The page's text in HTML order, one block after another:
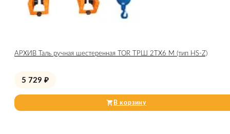
АРХИВ Таль ручная шестеренная TOR ТРШ 2ТХ6 М (тип HS-Z)
5 729 ₽
В корзину